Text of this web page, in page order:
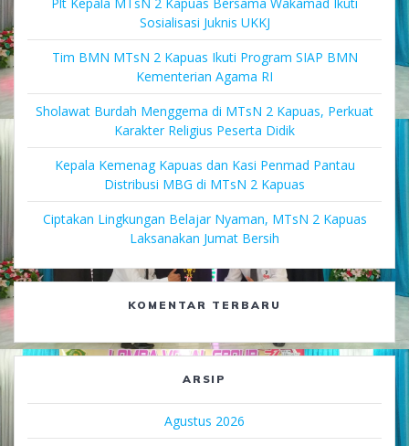
Sosialisasi Juknis UKKJ
Tim BMN MTsN 2 Kapuas Ikuti Program SIAP BMN
Kementerian Agama RI
Sholawat Burdah Menggema di MTsN 2 Kapuas, Perkuat
Karakter Religius Peserta Didik
Kepala Kemenag Kapuas dan Kasi Penmad Pantau
Distribusi MBG di MTsN 2 Kapuas
Ciptakan Lingkungan Belajar Nyaman, MTsN 2 Kapuas
Laksanakan Jumat Bersih
KOMENTAR TERBARU
ARSIP
Agustus 2026